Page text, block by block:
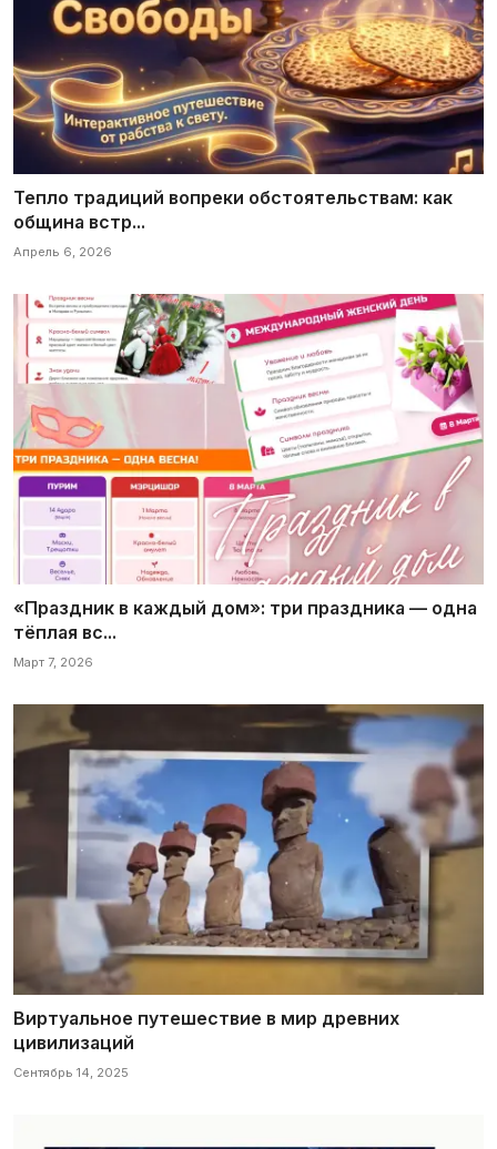
Тепло традиций вопреки обстоятельствам: как
община встр...
Апрель 6, 2026
«Праздник в каждый дом»: три праздника — одна
тёплая вс...
Март 7, 2026
Виртуальное путешествие в мир древних
цивилизаций
Сентябрь 14, 2025